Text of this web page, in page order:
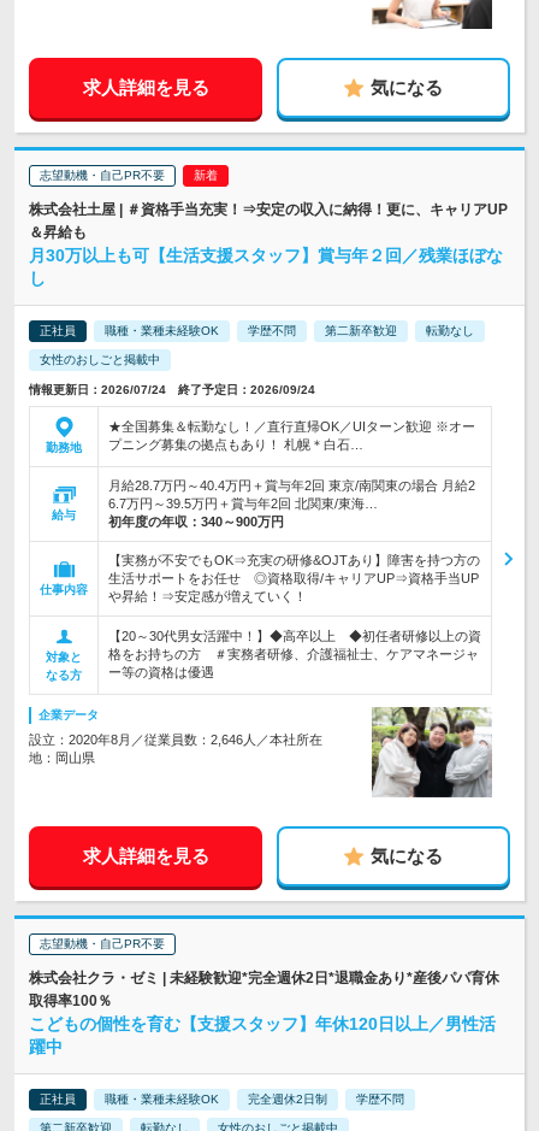
求人詳細を見る 気になる
志望動機・自己PR不要
株式会社土屋 | ＃資格手当充実！⇒安定の収入に納得！更に、キャリアUP
＆昇給も
月30万以上も可【生活支援スタッフ】賞与年２回／残業ほぼな
し
正社員 職種・業種未経験OK 学歴不問 第二新卒歓迎 転勤なし
女性のおしごと掲載中
情報更新日：2026/07/24 終了予定日：2026/09/24
勤務地
★全国募集＆転勤なし！／直行直帰OK／UIターン歓迎 ※オー
プニング募集の拠点もあり！ 札幌＊白石…
給与
月給28.7万円～40.4万円＋賞与年2回 東京/南関東の場合 月給2
6.7万円～39.5万円＋賞与年2回 北関東/東海…
初年度の年収： 340～900万円
仕事内容
【実務が不安でもOK⇒充実の研修&OJTあり】障害を持つ方の
生活サポートをお任せ ◎資格取得/キャリアUP⇒資格手当UP
や昇給！⇒安定感が増えていく！
対象と
なる方
【20～30代男女活躍中！】◆高卒以上 ◆初任者研修以上の資
格をお持ちの方 ＃実務者研修、介護福祉士、ケアマネージャ
ー等の資格は優遇
企業データ
設立：2020年8月／従業員数：2,646人／本社所在
地：岡山県
求人詳細を見る 気になる
志望動機・自己PR不要
株式会社クラ・ゼミ | 未経験歓迎*完全週休2日*退職金あり*産後パパ育休
取得率100％
こどもの個性を育む【支援スタッフ】年休120日以上／男性活
躍中
正社員 職種・業種未経験OK 完全週休2日制 学歴不問
第二新卒歓迎 転勤なし 女性のおしごと掲載中